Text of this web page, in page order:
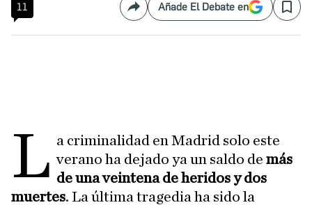
11 CompartirAñade El Debate en Save
L a criminalidad en Madrid solo este
verano ha dejado ya un saldo de más
de una veintena de heridos y dos
muertes. La última tragedia ha sido la